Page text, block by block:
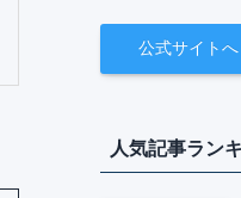
公式サイトへ
人気記事ラン